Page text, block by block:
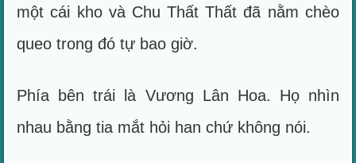
một cái kho và Chu Thất Thất đã nằm chèo
queo trong đó tự bao giờ.
Phía bên trái là Vương Lân Hoa. Họ nhìn
nhau bằng tia mắt hỏi han chứ không nói.